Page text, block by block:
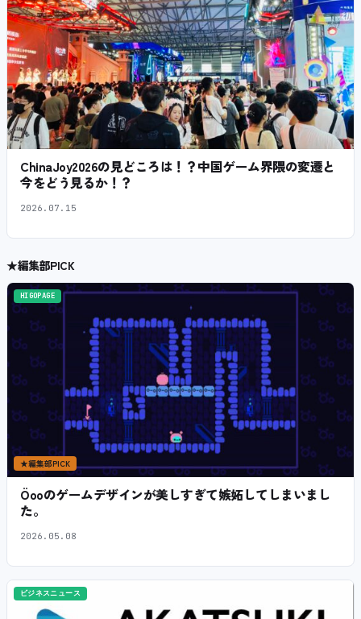
ChinaJoy2026の見どころは！？中国ゲーム界隈の変遷と
今をどう見るか！？
2026.07.15
★編集部PICK
HIGOPAGE
★編集部PICK
Öooのゲームデザインが美しすぎて嫉妬してしまいまし
た。
2026.05.08
ビジネスニュース